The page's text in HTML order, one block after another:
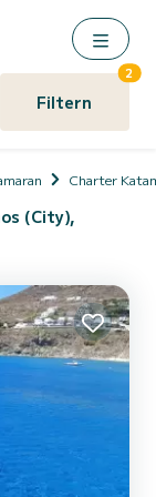
Filtern
2
Charter
(City),